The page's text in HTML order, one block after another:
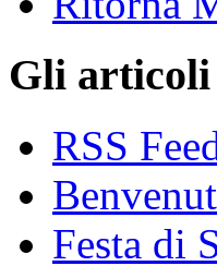
Gli
RSS
Festa di